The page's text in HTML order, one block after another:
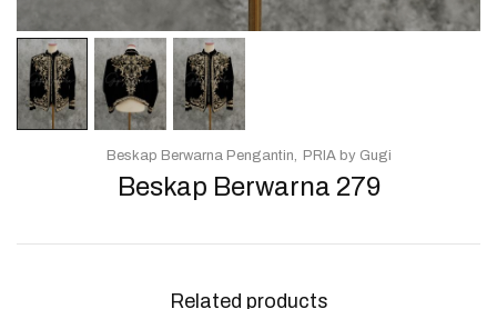
Beskap Berwarna 279
Beskap Berwarna Pengantin PRIA by Gugi
Related products